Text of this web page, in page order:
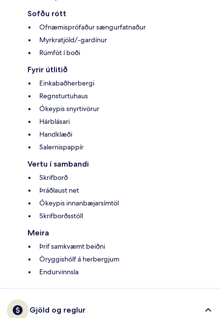
Sofðu rótt
Ofnæmisprófaður sængurfatnaður
Myrkratjöld/-gardínur
Rúmföt í boði
Fyrir útlitið
Einkabaðherbergi
Regnsturtuhaus
Ókeypis snyrtivörur
Hárblásari
Handklæði
Salernispappír
Vertu í sambandi
Skrifborð
Þráðlaust net
Ókeypis innanbæjarsímtöl
Skrifborðsstóll
Meira
Þrif samkvæmt beiðni
Öryggishólf á herbergjum
Endurvinnsla
Gjöld og reglur